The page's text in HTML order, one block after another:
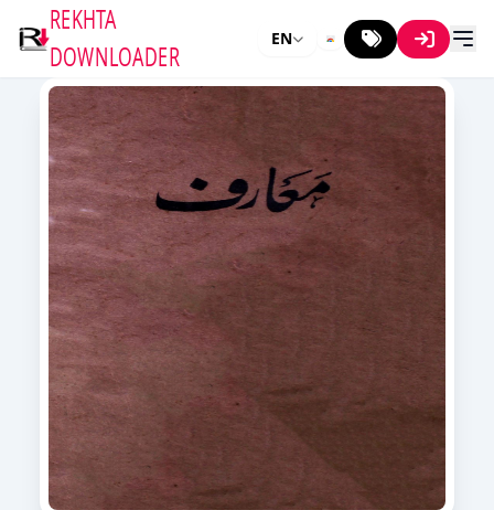
REKHTA
DOWNLOADER
EN